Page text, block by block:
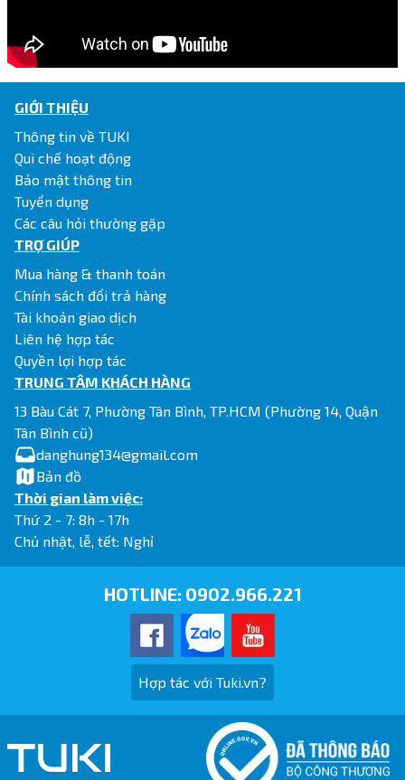
GIỚI THIỆU
Thông tin về TUKI
Qui chế hoạt động
Bảo mật thông tin
Tuyển dụng
Các câu hỏi thường gặp
TRỢ GIÚP
Mua hàng & thanh toán
Chính sách đổi trả hàng
Tài khoản giao dịch
Liên hệ hợp tác
Quyền lợi hợp tác
TRUNG TÂM KHÁCH HÀNG
13 Bàu Cát 7, Phường Tân Bình, TP.HCM (Phường 14, Quận
Tân Bình cũ)
danghung134@gmail.com
Bản đồ
Thời gian làm việc:
Thứ 2 - 7: 8h - 17h
Chủ nhật, lễ, tết: Nghỉ
HOTLINE: 0902.966.221
Hợp tác với Tuki.vn?